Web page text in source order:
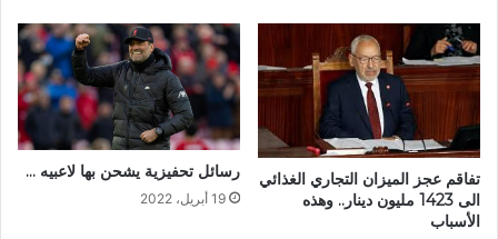
تفاقم عجز الميزان التجاري الغذائي
الى 1423 مليون دينار.. وهذه
الأسباب
رسائل تحفيزية يشحن بها لاعبيه …
19 أبريل، 2022